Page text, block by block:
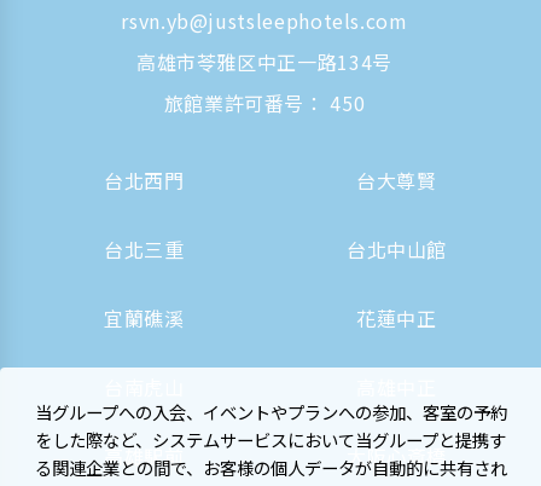
rsvn.yb@justsleephotels.com
高雄市苓雅区中正一路134号
旅館業許可番号： 450
台北西門 台大尊賢
台北三重 台北中山館
宜蘭礁溪 花蓮中正
高雄駅前 大阪心斎橋
当グループへの入会、イベントやプランへの参加、客室の予約
をした際など、システムサービスにおいて当グループと提携す
る関連企業との間で、お客様の個人データが自動的に共有され